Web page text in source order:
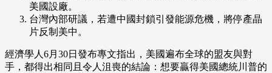
美國設廠。
台灣內部研議，若遭中國封鎖引發能源危機，將停產晶
片反制美中。
經濟學人6月30日發布專文指出，美國遍布全球的盟友與對
手，都得出相同且令人沮喪的結論：想要贏得美國總統川普的